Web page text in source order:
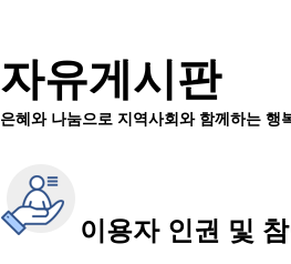
자유게시판
은혜와 나눔으로 지역사회와 함께하는 행
이용자 인권 및 참